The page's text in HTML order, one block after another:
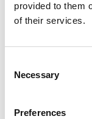
provided to them
of their services.
Selection
Necessary
Preferences